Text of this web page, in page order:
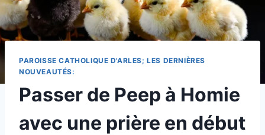
PAROISSE CATHOLIQUE D'ARLES; LES DERNIÈRES
NOUVEAUTÉS:
Passer de Peep à Homie
avec une prière en début